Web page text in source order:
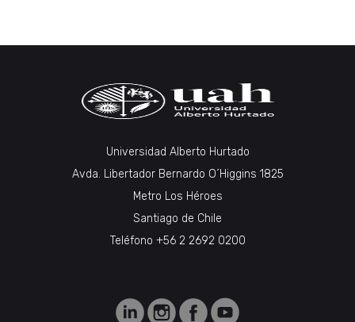
Universidad Alberto Hurtado
Avda. Libertador Bernardo O´Higgins 1825
Metro Los Héroes
Santiago de Chile
Teléfono +56 2 2692 0200